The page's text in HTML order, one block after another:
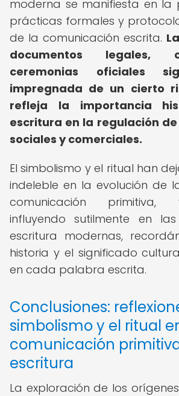
moderna se manifiesta en la
prácticas formales y
de la comunicación escrita.
documentos legales,
ceremonias oficiales
impregnada de un cierto
refleja la importancia
escritura en la regulación
sociales y comerciales.
El simbolismo y el ritual han
indeleble en la evolución de
comunicación primitiva,
influyendo sutilmente en
escritura modernas,
historia y el significado
en cada palabra escrita.
Conclusiones:
simbolismo y el ritual
comunicación
escritura
La exploración de los